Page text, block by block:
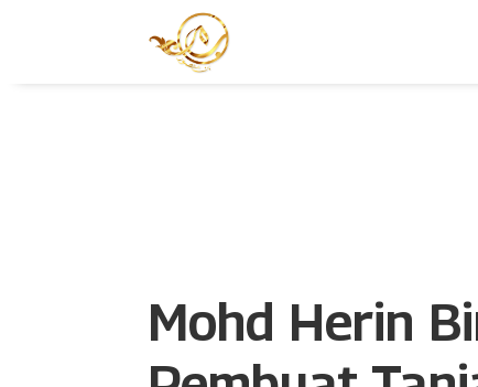
Mohd Herin